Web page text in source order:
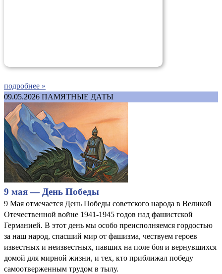
подробнее »
09.05.2026 ПАМЯТНЫЕ ДАТЫ
9 мая — День Победы
9 Мая отмечается День Победы советского народа в Великой
Отечественной войне 1941-1945 годов над фашистской
Германией. В этот день мы особо преисполняемся гордостью
за наш народ, спасший мир от фашизма, чествуем героев
известных и неизвестных, павших на поле боя и вернувшихся
домой для мирной жизни, и тех, кто приближал победу
самоотверженным трудом в тылу.